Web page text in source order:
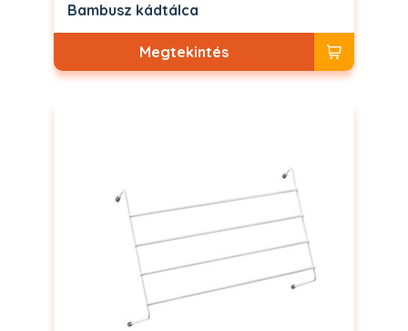
Bambusz kádtálca
Megtekintés